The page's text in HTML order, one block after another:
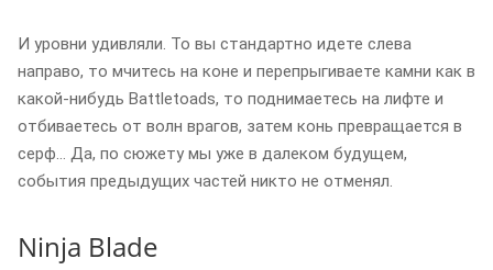
И уровни удивляли. То вы стандартно идете слева
направо, то мчитесь на коне и перепрыгиваете камни как в
какой-нибудь Battletoads, то поднимаетесь на лифте и
отбиваетесь от волн врагов, затем конь превращается в
серф… Да, по сюжету мы уже в далеком будущем,
события предыдущих частей никто не отменял.
Ninja Blade